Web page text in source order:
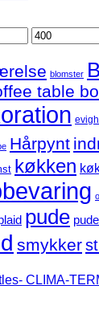
Højeste
pris
blomster
table
Hårpynt
køkken
pude
smykker